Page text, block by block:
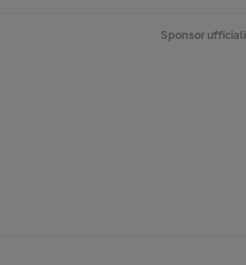
Sponsor ufficiali